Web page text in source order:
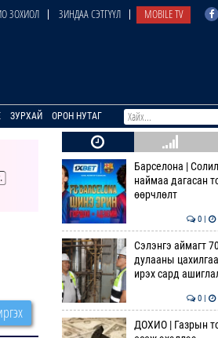
ЗОХИОЛ ЗИНДАА СЭТГҮҮЛ MOBILE TV
ЗУРХАЙ ОРОН НУТАГ
Барселона |
наймаа дагасан
өөрчлөлт
0 |
Сэлэнгэ аймагт
дулааны
ирэх сард
0 |
ДОХИО | Газрын